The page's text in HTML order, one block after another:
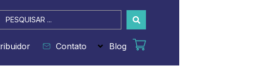
Pesquisar
Contato Blog